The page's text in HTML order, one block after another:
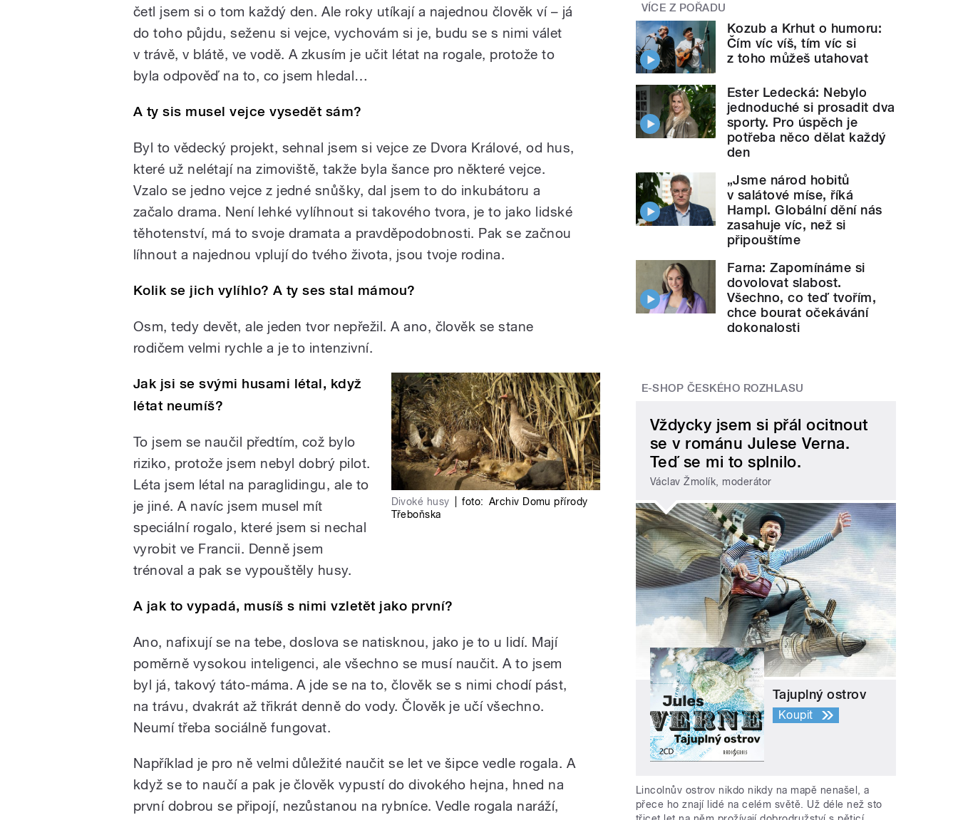
četl jsem si o tom každý den. Ale roky utíkají a najednou člověk ví – já
do toho půjdu, seženu si vejce, vychovám si je, budu se s nimi válet
v trávě, v blátě, ve vodě. A zkusím je učit létat na rogale, protože to
byla odpověď na to, co jsem hledal…
A ty sis musel vejce vysedět sám?
Byl to vědecký projekt, sehnal jsem si vejce ze Dvora Králové, od hus,
které už nelétají na zimoviště, takže byla šance pro některé vejce.
Vzalo se jedno vejce z jedné snůšky, dal jsem to do inkubátoru a
začalo drama. Není lehké vylíhnout si takového tvora, je to jako lidské
těhotenství, má to svoje dramata a pravděpodobnosti. Pak se začnou
líhnout a najednou vplují do tvého života, jsou tvoje rodina.
Kolik se jich vylíhlo? A ty ses stal mámou?
Osm, tedy devět, ale jeden tvor nepřežil. A ano, člověk se stane
rodičem velmi rychle a je to intenzivní.
Divoké husy foto: Archiv Domu přírody
Třeboňska
Jak jsi se svými husami létal, když
létat neumíš?
To jsem se naučil předtím, což bylo
riziko, protože jsem nebyl dobrý pilot.
Léta jsem létal na paraglidingu, ale to
je jiné. A navíc jsem musel mít
speciální rogalo, které jsem si nechal
vyrobit ve Francii. Denně jsem
trénoval a pak se vypouštěly husy.
A jak to vypadá, musíš s nimi vzletět jako první?
Ano, nafixují se na tebe, doslova se natisknou, jako je to u lidí. Mají
poměrně vysokou inteligenci, ale všechno se musí naučit. A to jsem
byl já, takový táto-máma. A jde se na to, člověk se s nimi chodí pást,
na trávu, dvakrát až třikrát denně do vody. Člověk je učí všechno.
Neumí třeba sociálně fungovat.
Například je pro ně velmi důležité naučit se let ve šipce vedle rogala. A
když se to naučí a pak je člověk vypustí do divokého hejna, hned na
první dobrou se připojí, nezůstanou na rybníce. Vedle rogala naráží,
VÍCE Z POŘADU
Kozub a Krhut o humoru:
Čím víc víš, tím víc si
z toho můžeš utahovat
Ester Ledecká: Nebylo
jednoduché si prosadit dva
sporty. Pro úspěch je
potřeba něco dělat každý
den
„Jsme národ hobitů
v salátové míse, říká
Hampl. Globální dění nás
zasahuje víc, než si
připouštíme
Farna: Zapomínáme si
dovolovat slabost.
Všechno, co teď tvořím,
chce bourat očekávání
dokonalosti
E-SHOP ČESKÉHO ROZHLASU
Vždycky jsem si přál ocitnout
se v románu Julese Verna.
Teď se mi to splnilo.
Václav Žmolík, moderátor
Tajuplný ostrov
Koupit
Lincolnův ostrov nikdo nikdy na mapě nenašel, a
přece ho znají lidé na celém světě. Už déle než sto